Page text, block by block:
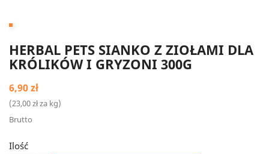
HERBAL PETS SIANKO Z ZIOŁAMI DLA
KRÓLIKÓW I GRYZONI 300G
6,90 zł
(23,00 zł za kg)
Brutto
Ilość